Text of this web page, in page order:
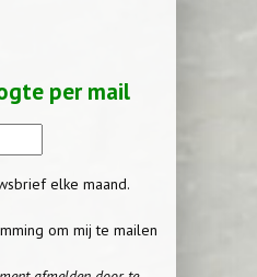
per mail
elke maand.
om mij te mailen